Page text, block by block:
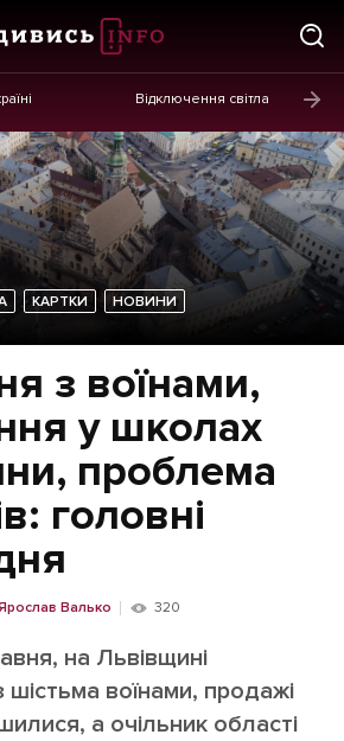
Відключення світла
Made in Lviv
КАРТКИ НОВИНИ
з воїнами,
у школах
проблема
головні
Валько 320
на Львівщині
шістьма воїнами, продажі
а очільник області